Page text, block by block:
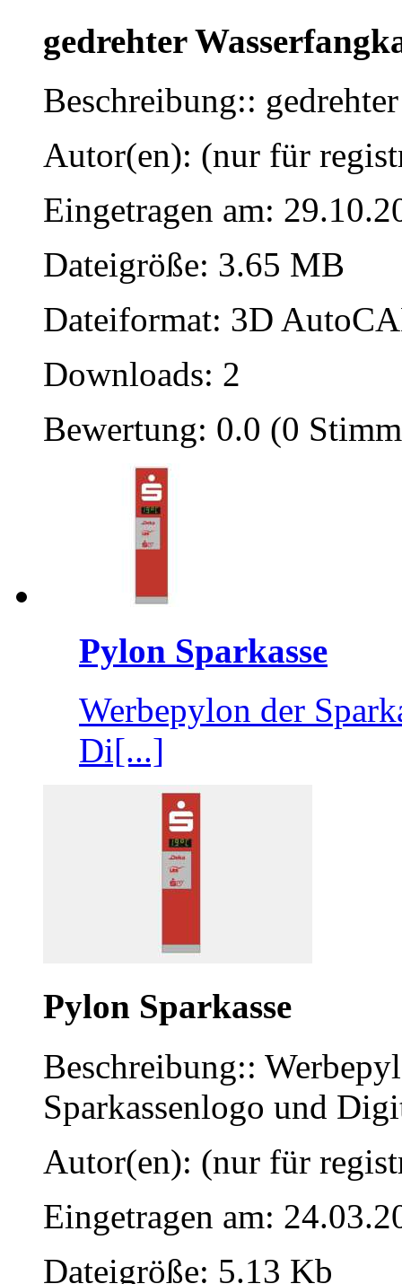
gedrehter
Beschreibung::
Autor(en): (nur für
Eingetragen am:
Dateigröße: 3.65 MB
Dateiformat: 3D
Downloads: 2
Bewertung: 0.0 (0
Pylon Sparkasse
Werbepylon der
Di[...]
Pylon Sparkasse
Beschreibung::
Sparkassenlogo und
Autor(en): (nur für
Eingetragen am:
Dateigröße: 5.13 Kb